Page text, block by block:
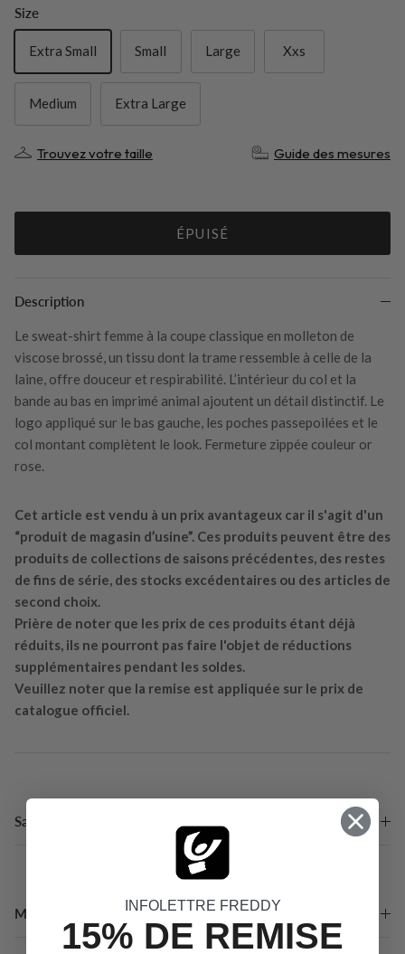
Size
Extra Small Small Large Xxs
Medium Extra Large
Trouvez votre taille Guide des mesures
ÉPUISÉ
Description
Le sweat-shirt femme à la coupe classique en molleton de
viscose brossé, un tissu dont la trame ressemble à celle de la
laine, offre douceur et respirabilité. L’intérieur du col et la
bande au bas en imprimé animal ajoutent un détail distinctif. Le
logo appliqué sur le bas gauche, les poches passepoilées et le
col montant complètent le look. Fermeture zippée couleur or
rose.
Cet article est vendu à un prix avantageux car il s'agit d'un
“produit de magasin d’usine”. Ces produits peuvent être des
produits de collections de saisons précédentes, des restes
de fins de série, des stocks excédentaires ou des articles de
second choix.
Prière de noter que les prix de ces produits étant déjà
réduits, ils ne pourront pas faire l'objet de réductions
supplémentaires pendant les soldes.
Veuillez noter que la remise est appliquée sur le prix de
catalogue officiel.
Saison
Matériaux et EntretienINFOLETTRE FREDDY
15% DE REMISE